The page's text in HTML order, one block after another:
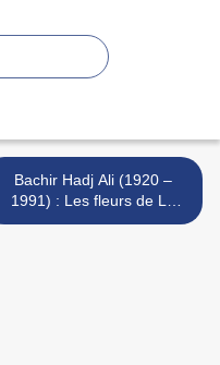
Bachir Hadj Ali (1920 –
1991) : Les fleurs de La
Maqta >